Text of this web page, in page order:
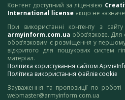
Контент доступний за ліцензією
International license якщо не
При використанні контенту з
armyinform.com.ua обов’язкове. Для
обов’язковим є розміщення у
відкритого для пошукових систем
матеріал.
Політика користування сайтом
Політика використання файлів cookie
Зауваження та пропозиції по
webmaster@armyinform.com.ua